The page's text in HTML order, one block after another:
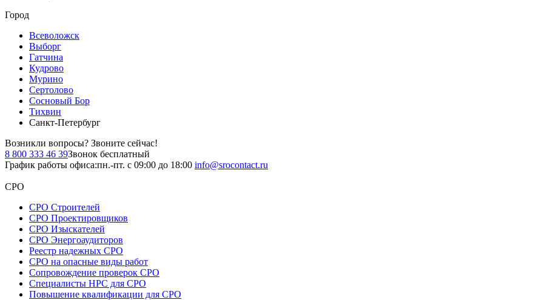
Город
Всеволожск
Выборг
Гатчина
Кудрово
Мурино
Сертолово
Сосновый Бор
Тихвин
Санкт-Петербург
Возникли вопросы? Звоните сейчас!
8 800 333 46 39Звонок бесплатный
График работы офиса:пн.-пт. с 09:00 до 18:00 info@srocontact.ru
СРО
СРО Строителей
СРО Проектировщиков
СРО Изыскателей
СРО Энергоаудиторов
Реестр надежных СРО
СРО на опасные виды работ
Сопровождение проверок СРО
Специалисты НРС для СРО
Повышение квалификации для СРО